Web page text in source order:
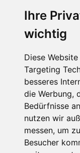
Ihre
wichtig
Diese
Targeting
besseres
die Werbung,
Bedürfnisse
nutzen wir
messen, um
Besucher
CPost.org© 2013-2023
Terms of Use Privacy |
About Us
Advertising
Contact Us